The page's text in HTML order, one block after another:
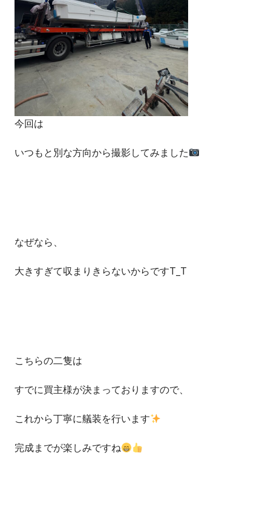
今回は
いつもと別な方向から撮影してみました
なぜなら、
大きすぎて収まりきらないからですT_T
こちらの二隻は
すでに買主様が決まっておりますので、
これから丁寧に艤装を行います
完成までが楽しみですね